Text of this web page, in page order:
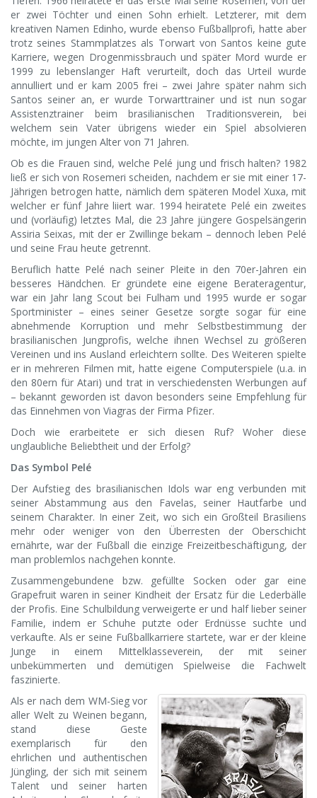
er zwei Töchter und einen Sohn erhielt. Letzterer, mit dem
kreativen Namen Edinho, wurde ebenso Fußballprofi, hatte aber
trotz seines Stammplatzes als Torwart von Santos keine gute
Karriere, wegen Drogenmissbrauch und später Mord wurde er
1999 zu lebenslanger Haft verurteilt, doch das Urteil wurde
annulliert und er kam 2005 frei – zwei Jahre später nahm sich
Santos seiner an, er wurde Torwarttrainer und ist nun sogar
Assistenztrainer beim brasilianischen Traditionsverein, bei
welchem sein Vater übrigens wieder ein Spiel absolvieren
möchte, im jungen Alter von 71 Jahren.
Ob es die Frauen sind, welche Pelé jung und frisch halten? 1982
ließ er sich von Rosemeri scheiden, nachdem er sie mit einer 17-
Jährigen betrogen hatte, nämlich dem späteren Model Xuxa, mit
welcher er fünf Jahre liiert war. 1994 heiratete Pelé ein zweites
und (vorläufig) letztes Mal, die 23 Jahre jüngere Gospelsängerin
Assiria Seixas, mit der er Zwillinge bekam – dennoch leben Pelé
und seine Frau heute getrennt.
Beruflich hatte Pelé nach seiner Pleite in den 70er-Jahren ein
besseres Händchen. Er gründete eine eigene Berateragentur,
war ein Jahr lang Scout bei Fulham und 1995 wurde er sogar
Sportminister – eines seiner Gesetze sorgte sogar für eine
abnehmende Korruption und mehr Selbstbestimmung der
brasilianischen Jungprofis, welche ihnen Wechsel zu größeren
Vereinen und ins Ausland erleichtern sollte. Des Weiteren spielte
er in mehreren Filmen mit, hatte eigene Computerspiele (u.a. in
den 80ern für Atari) und trat in verschiedensten Werbungen auf
– bekannt geworden ist davon besonders seine Empfehlung für
das Einnehmen von Viagras der Firma Pfizer.
Doch wie erarbeitete er sich diesen Ruf? Woher diese
unglaubliche Beliebtheit und der Erfolg?
Das Symbol Pelé
Der Aufstieg des brasilianischen Idols war eng verbunden mit
seiner Abstammung aus den Favelas, seiner Hautfarbe und
seinem Charakter. In einer Zeit, wo sich ein Großteil Brasiliens
mehr oder weniger von den Überresten der Oberschicht
ernährte, war der Fußball die einzige Freizeitbeschäftigung, der
man problemlos nachgehen konnte.
Zusammengebundene bzw. gefüllte Socken oder gar eine
Grapefruit waren in seiner Kindheit der Ersatz für die Lederbälle
der Profis. Eine Schulbildung verweigerte er und half lieber seiner
Familie, indem er Schuhe putzte oder Erdnüsse suchte und
verkaufte. Als er seine Fußballkarriere startete, war er der kleine
Junge in einem Mittelklasseverein, der mit seiner
unbekümmerten und demütigen Spielweise die Fachwelt
faszinierte.
Als er nach dem WM-Sieg vor
aller Welt zu Weinen begann,
stand diese Geste
exemplarisch für den
ehrlichen und authentischen
Jüngling, der sich mit seinem
Talent und seiner harten